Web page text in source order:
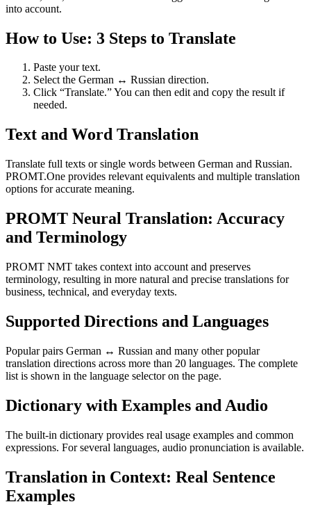
into account.
How to Use: 3 Steps to Translate
Paste your text.
Select the German ↔ Russian direction.
Click “Translate.” You can then edit and copy the result if
needed.
Text and Word Translation
Translate full texts or single words between German and Russian.
PROMT.One provides relevant equivalents and multiple translation
options for accurate meaning.
PROMT Neural Translation: Accuracy
and Terminology
PROMT NMT takes context into account and preserves
terminology, resulting in more natural and precise translations for
business, technical, and everyday texts.
Supported Directions and Languages
Popular pairs German ↔ Russian and many other popular
translation directions across more than 20 languages. The complete
list is shown in the language selector on the page.
Dictionary with Examples and Audio
The built-in dictionary provides real usage examples and common
expressions. For several languages, audio pronunciation is available.
Translation in Context: Real Sentence
Examples